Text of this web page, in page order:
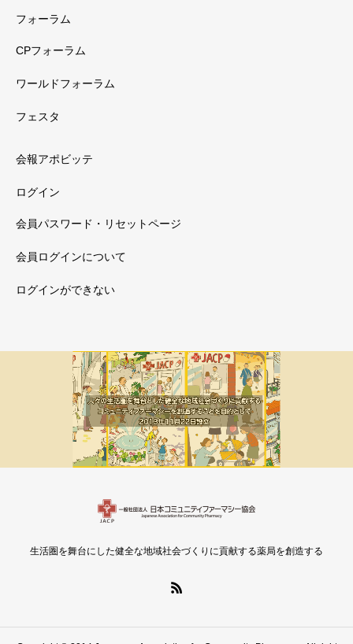
フォーラム
CPフォーラム
ワールドフォーラム
フェスタ
会報アポビッテ
ログイン
会員パスワード・リセットページ
会員ログインについて
ログインができない
会員限定
生活圏を舞台にした健全な地域社会づくりに貢献する薬局を創造する